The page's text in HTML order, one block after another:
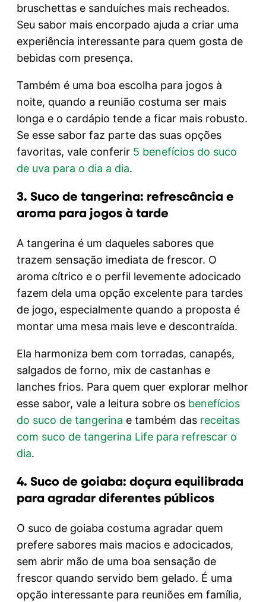
bruschettas e sanduíches mais recheados.
Seu sabor mais encorpado ajuda a criar uma
experiência interessante para quem gosta de
bebidas com presença.
Também é uma boa escolha para jogos à
noite, quando a reunião costuma ser mais
longa e o cardápio tende a ficar mais robusto.
Se esse sabor faz parte das suas opções
favoritas, vale conferir 5 benefícios do suco
de uva para o dia a dia.
3. Suco de tangerina: refrescância e
aroma para jogos à tarde
A tangerina é um daqueles sabores que
trazem sensação imediata de frescor. O
aroma cítrico e o perfil levemente adocicado
fazem dela uma opção excelente para tardes
de jogo, especialmente quando a proposta é
montar uma mesa mais leve e descontraída.
Ela harmoniza bem com torradas, canapés,
salgados de forno, mix de castanhas e
lanches frios. Para quem quer explorar melhor
esse sabor, vale a leitura sobre os benefícios
do suco de tangerina e também das receitas
com suco de tangerina Life para refrescar o
dia.
4. Suco de goiaba: doçura equilibrada
para agradar diferentes públicos
O suco de goiaba costuma agradar quem
prefere sabores mais macios e adocicados,
sem abrir mão de uma boa sensação de
frescor quando servido bem gelado. É uma
opção interessante para reuniões em família,